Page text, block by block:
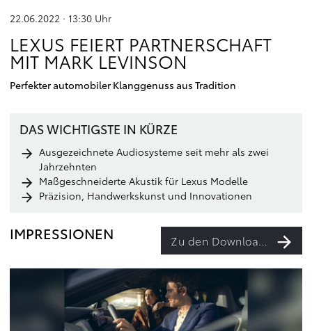
22.06.2022 · 13:30 Uhr
LEXUS FEIERT PARTNERSCHAFT
MIT MARK LEVINSON
Perfekter automobiler Klanggenuss aus Tradition
DAS WICHTIGSTE IN KÜRZE
Ausgezeichnete Audiosysteme seit mehr als zwei
Jahrzehnten
Maßgeschneiderte Akustik für Lexus Modelle
Präzision, Handwerkskunst und Innovationen
IMPRESSIONEN Zu den Downloads